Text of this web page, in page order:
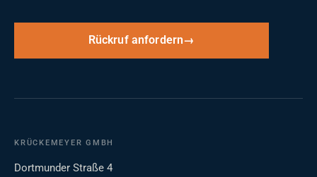
Rückruf anfordern
KRÜCKEMEYER GMBH
Dortmunder Straße 4